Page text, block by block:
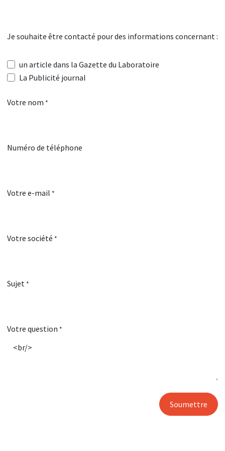
Je souhaite être contacté pour des informations concernant :
un article dans la Gazette du Laboratoire
La Publicité journal
Votre nom *
Numéro de téléphone
Votre e-mail *
Votre société *
Sujet *
Votre question *
Soumettre